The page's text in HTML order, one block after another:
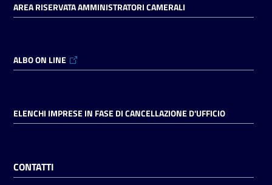
AREA RISERVATA AMMINISTRATORI CAMERALI
ALBO ON LINE
ELENCHI IMPRESE IN FASE DI CANCELLAZIONE D'UFFICIO
CONTATTI